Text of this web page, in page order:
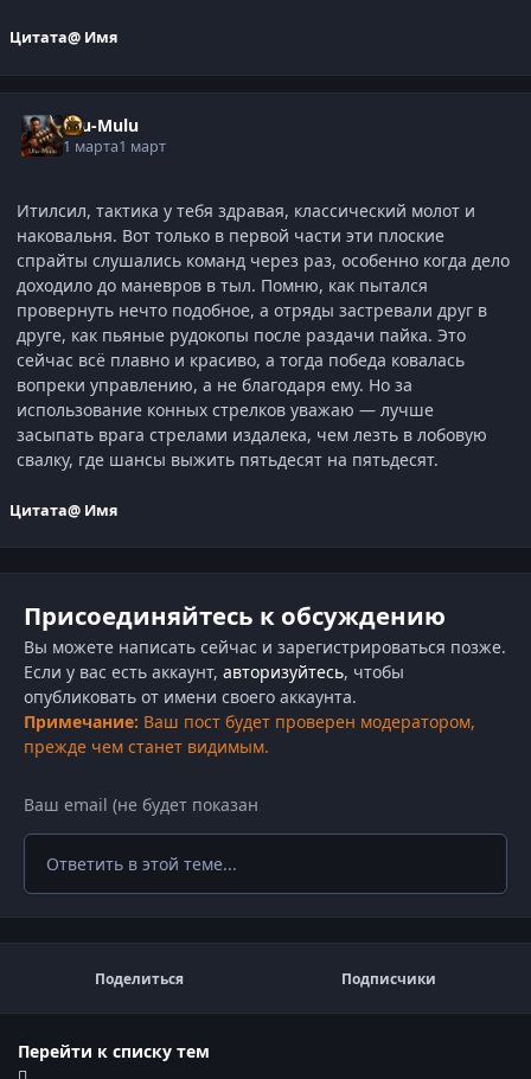
Цитата@ Имя
Ulu-Mulu
1 марта1 март
Итилсил, тактика у тебя здравая, классический молот и
наковальня. Вот только в первой части эти плоские
спрайты слушались команд через раз, особенно когда дело
доходило до маневров в тыл. Помню, как пытался
провернуть нечто подобное, а отряды застревали друг в
друге, как пьяные рудокопы после раздачи пайка. Это
сейчас всё плавно и красиво, а тогда победа ковалась
вопреки управлению, а не благодаря ему. Но за
использование конных стрелков уважаю — лучше
засыпать врага стрелами издалека, чем лезть в лобовую
свалку, где шансы выжить пятьдесят на пятьдесят.
Цитата@ Имя
Присоединяйтесь к обсуждению
Вы можете написать сейчас и зарегистрироваться позже.
Если у вас есть аккаунт, авторизуйтесь, чтобы
опубликовать от имени своего аккаунта.
Примечание: Ваш пост будет проверен модератором,
прежде чем станет видимым.
Ответить в этой теме...
Поделиться Подписчики
Перейти к списку тем